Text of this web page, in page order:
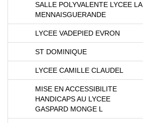
SALLE POLYVALENTE LYCEE LA
MENNAISGUERANDE
LYCEE VADEPIED EVRON
ST DOMINIQUE
LYCEE CAMILLE CLAUDEL
MISE EN ACCESSIBILITE
HANDICAPS AU LYCEE
GASPARD MONGE L